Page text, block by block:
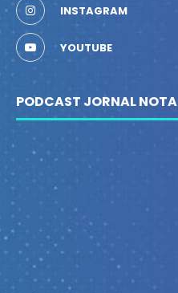
INSTAGRAM
YOUTUBE
PODCAST JORNAL NOTA